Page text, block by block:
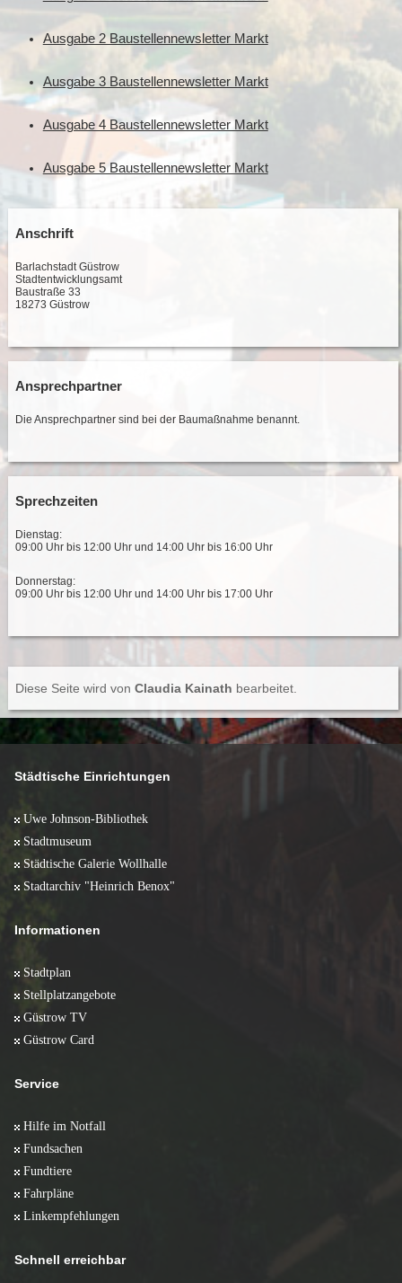
Ausgabe 2 Baustellennewsletter Markt
Ausgabe 3 Baustellennewsletter Markt
Ausgabe 4 Baustellennewsletter Markt
Ausgabe 5 Baustellennewsletter Markt
Anschrift
Barlachstadt Güstrow
Stadtentwicklungsamt
Baustraße 33
18273 Güstrow
Ansprechpartner
Die Ansprechpartner sind bei der Baumaßnahme benannt.
Sprechzeiten
Dienstag:
09:00 Uhr bis 12:00 Uhr und 14:00 Uhr bis 16:00 Uhr
Donnerstag:
09:00 Uhr bis 12:00 Uhr und 14:00 Uhr bis 17:00 Uhr
Diese Seite wird von Claudia Kainath bearbeitet.
Städtische Einrichtungen
Uwe Johnson-Bibliothek
Stadtmuseum
Städtische Galerie Wollhalle
Stadtarchiv "Heinrich Benox"
Informationen
Stadtplan
Stellplatzangebote
Güstrow TV
Güstrow Card
Service
Hilfe im Notfall
Fundsachen
Fundtiere
Fahrpläne
Linkempfehlungen
Schnell erreichbar